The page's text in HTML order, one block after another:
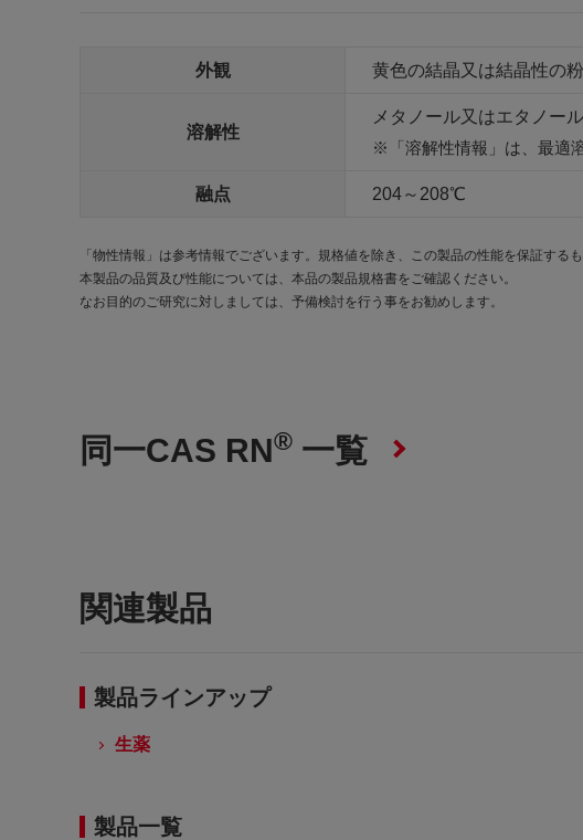
外観 黄色の結晶又は結晶性の
溶解性
メタノール又はエタノー
「溶解性情報」は、最適
融点 204～208℃
「物性情報」は参考情報でございます。規格値を除き、この製品の性能を保証する
本製品の品質及び性能については、本品の製品規格書をご確認ください。
なお目的のご研究に対しましては、予備検討を行う事をお勧めします。
同一CAS RN® 一覧
関連製品
製品ラインアップ
生薬
製品一覧